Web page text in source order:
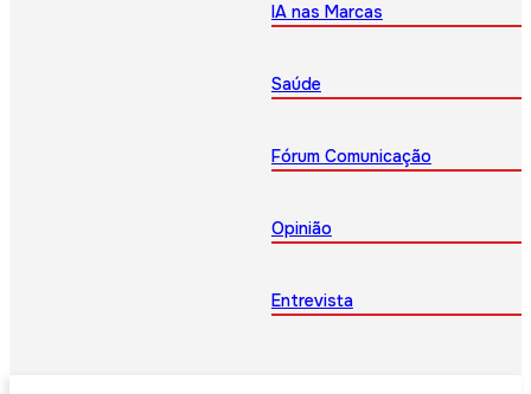
IA nas Marcas
Saúde
Fórum Comunicação
Opinião
Entrevista